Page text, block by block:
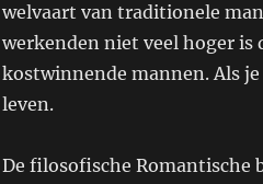
welvaart van traditionele
werkenden niet veel hoger is
kostwinnende mannen. Als
leven.
De filosofische Romantische